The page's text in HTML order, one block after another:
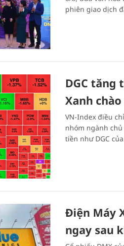
phiên giao dịch
DGC tăng
Xanh
VN-Index điều
nhóm ngành
tiền như DGC
Điện Máy
ngay sau